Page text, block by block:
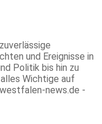
und Ereignisse in
Politik bis hin zu
Wichtige auf
news.de -